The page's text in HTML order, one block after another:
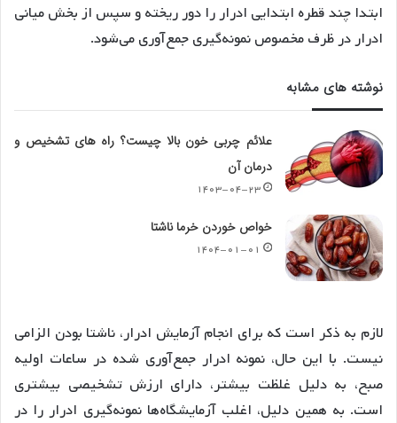
ابتدا چند قطره ابتدایی ادرار را دور ریخته و سپس از بخش میانی
ادرار در ظرف مخصوص نمونه‌گیری جمع‌آوری می‌شود.
نوشته های مشابه
علائم چربی خون بالا چیست؟ راه های تشخیص و
درمان آن
۱۴۰۳-۰۴-۲۳
خواص خوردن خرما ناشتا
۱۴۰۴-۰۱-۰۱
لازم به ذکر است که برای انجام آزمایش ادرار، ناشتا بودن الزامی
نیست. با این حال، نمونه ادرار جمع‌آوری شده در ساعات اولیه
صبح، به دلیل غلظت بیشتر، دارای ارزش تشخیصی بیشتری
است. به همین دلیل، اغلب آزمایشگاه‌ها نمونه‌گیری ادرار را در